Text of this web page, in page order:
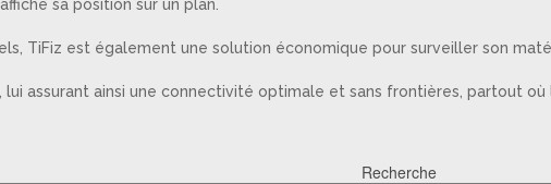
sa position sur un plan.
TiFiz est également une solution économique pour surveiller son
lui assurant ainsi une connectivité optimale et sans frontières, partout
Recherche